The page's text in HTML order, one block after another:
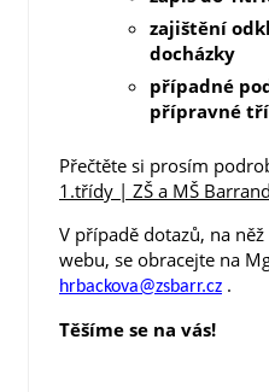
zajištění
docházky
případné
přípravné
Přečtěte si prosím
1.třídy | ZŠ a MŠ
V případě dotazů, na
webu, se obracejte na
hrbackova@zsbarr.cz .
Těšíme se na vás!